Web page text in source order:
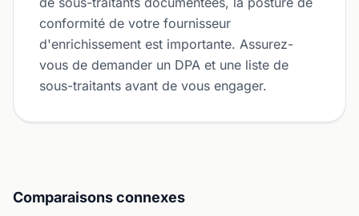
conformité de votre fournisseur
d'enrichissement est importante. Assurez-
vous de demander un DPA et une liste de
sous-traitants avant de vous engager.
Comparaisons connexes